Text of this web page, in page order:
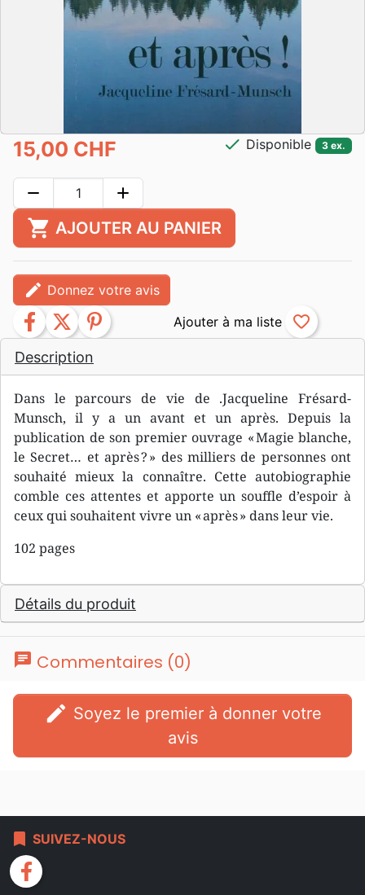
Description
Dans le parcours de vie de .Jacqueline Frésard-
Munsch, il y a un avant et un après. Depuis la
publication de son premier ouvrage « Magie blanche,
le Secret… et après ? » des milliers de personnes ont
souhaité mieux la connaître. Cette autobiographie
comble ces attentes et apporte un souffle d’espoir à
ceux qui souhaitent vivre un « après » dans leur vie.
102 pages
Détails du produit
15,00 CHF check Disponible 3 ex.
remove add
shopping_cart AJOUTER AU PANIER
edit Donnez votre avis
facebook twitter pinterest favorite_border
chat Commentaires (0)
edit
avis
bookmark SUIVEZ-NOUS
facebook